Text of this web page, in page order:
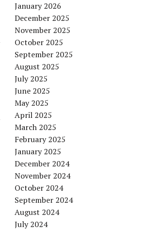
January 2026
December 2025
November 2025
October 2025
September 2025
August 2025
July 2025
June 2025
May 2025
April 2025
March 2025
February 2025
January 2025
December 2024
November 2024
October 2024
September 2024
August 2024
July 2024